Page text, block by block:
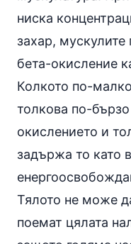
ниска
захар,
бета-окисление
Колкото по-
толкова по-
окислението и
задържа то като
Тялото не може
поемат цялата